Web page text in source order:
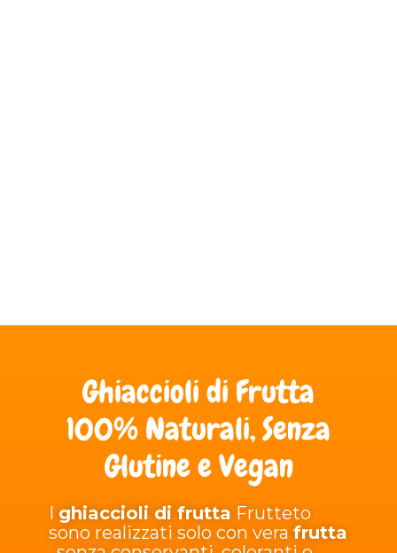
Ghiaccioli di Frutta
100% Naturali, Senza
Glutine e Vegan
I ghiaccioli di frutta Frutteto
sono realizzati solo con vera frutta